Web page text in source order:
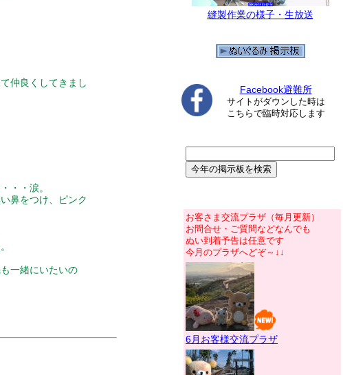
仲良くしてきまし
・・涙。
鼻をつけ、ピンク
一緒にいたいの
縫製作業の様子・生放送
Facebook避難所
サイトがダウンした時は
こちらで臨時対応します
お客さま交流プラザ（毎月更新）
お問合せ・ご質問などなんでも
ぬい到着予告は任意です
今月のプラザへどぞ～↓↓
6月お客様交流プラザ